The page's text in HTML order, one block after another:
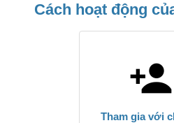
Cách hoạt động
Tham gia với